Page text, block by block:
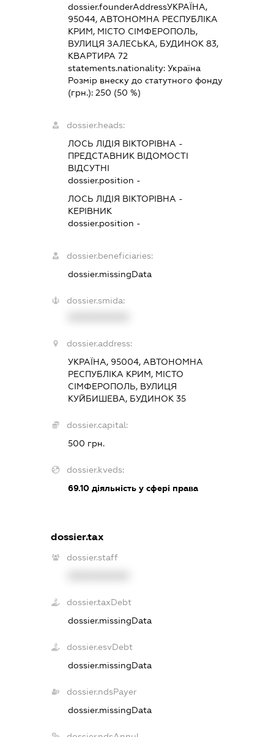
dossier.founderAddressУКРАЇНА,
95044, АВТОНОМНА РЕСПУБЛІКА
КРИМ, МІСТО СІМФЕРОПОЛЬ,
ВУЛИЦЯ ЗАЛЕСЬКА, БУДИНОК 83,
КВАРТИРА 72
statements.nationality: Україна
Розмір внеску до статутного фонду
(грн.): 250 (50 %)
dossier.heads:
ЛОСЬ ЛІДІЯ ВІКТОРІВНА -
ПРЕДСТАВНИК ВІДОМОСТІ
ВІДСУТНІ
dossier.position -
ЛОСЬ ЛІДІЯ ВІКТОРІВНА -
КЕРІВНИК
dossier.position -
dossier.beneficiaries:
dossier.missingData
dossier.smida:
dossier.address:
УКРАЇНА, 95004, АВТОНОМНА
РЕСПУБЛІКА КРИМ, МІСТО
СІМФЕРОПОЛЬ, ВУЛИЦЯ
КУЙБИШЕВА, БУДИНОК 35
dossier.capital:
500 грн.
dossier.kveds:
69.10діяльність у сфері права
dossier.tax
dossier.staff
dossier.taxDebt
dossier.missingData
dossier.esvDebt
dossier.missingData
dossier.ndsPayer
dossier.missingData